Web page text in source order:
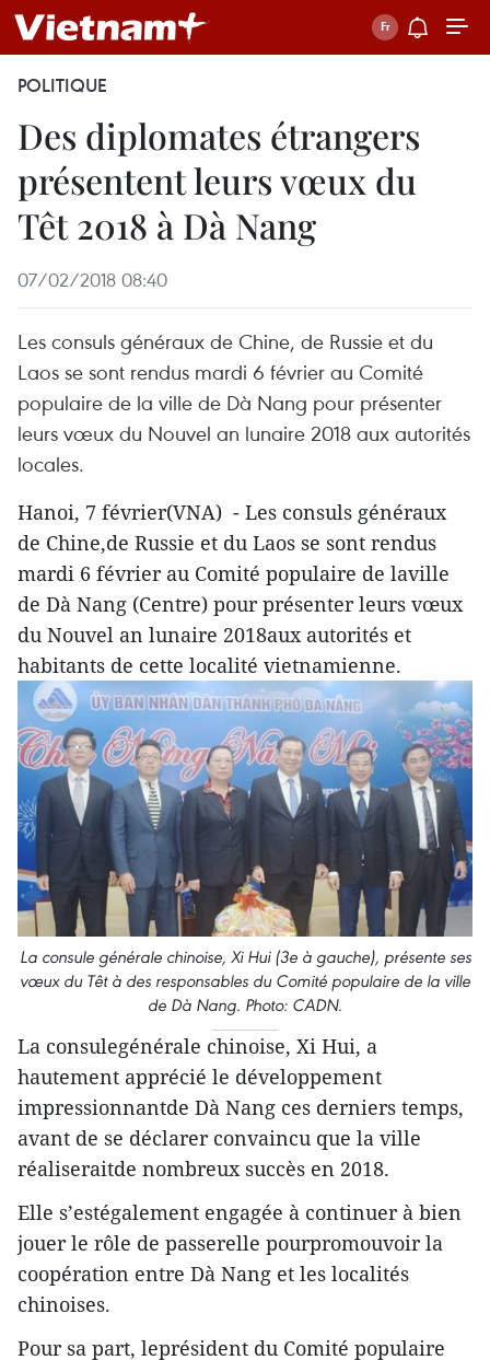
POLITIQUE
Des diplomates étrangers
présentent leurs vœux du
Têt 2018 à Dà Nang
07/02/2018 08:40
Les consuls généraux de Chine, de Russie et du
Laos se sont rendus mardi 6 février au Comité
populaire de la ville de Dà Nang pour présenter
leurs vœux du Nouvel an lunaire 2018 aux autorités
locales.
Hanoi, 7 février(VNA) - Les consuls généraux
de Chine,de Russie et du Laos se sont rendus
mardi 6 février au Comité populaire de laville
de Dà Nang (Centre) pour présenter leurs vœux
du Nouvel an lunaire 2018aux autorités et
habitants de cette localité vietnamienne.
La consule générale chinoise, Xi Hui (3e à gauche), présente ses
vœux du Têt à des responsables du Comité populaire de la ville
de Dà Nang. Photo: CADN.
La consulegénérale chinoise, Xi Hui, a
hautement apprécié le développement
impressionnantde Dà Nang ces derniers temps,
avant de se déclarer convaincu que la ville
réaliseraitde nombreux succès en 2018.
Elle s’estégalement engagée à continuer à bien
jouer le rôle de passerelle pourpromouvoir la
coopération entre Dà Nang et les localités
chinoises.
Pour sa part, leprésident du Comité populaire